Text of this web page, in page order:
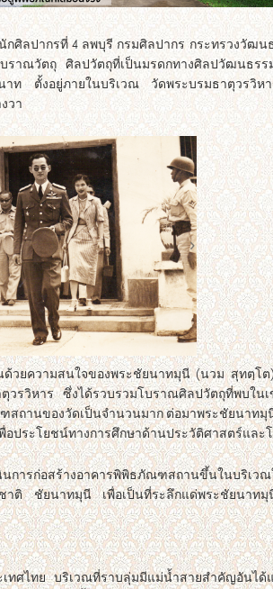
ลปากรที่ 4 ลพบุรี กรมศิลปากร กระทรวงวัฒน
ราณวัตถุ ศิลปวัตถุที่เป็นมรดกทางศิลปวัฒนธรร
นาท ตั้งอยู่ภายในบริเวณ วัดพระบรมธาตุวรวิ
วา
ยความสนใจของพระชัยนาทมุนี (นวม สุทตฺโต
รวิหาร ซึ่งได้รวบรวมโบราณศิลปวัตถุที่พบในเ
สถานของวัดเป็นจำนวนมาก ต่อมาพระชัยนาทมุ
ระโยชน์ทางการศึกษาด้านประวัติศาสตร์และ
นการก่อสร้างอาคารพิพิธภัณฑสถานขึ้นในบริเว
ติ ชัยนาทมุนี เพื่อเป็นที่ระลึกแด่พระชัยนาท
เทศไทย บริเวณที่ราบลุ่มมีแม่น้ำสายสำคัญอันไ